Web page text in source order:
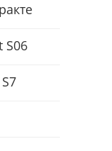
S06